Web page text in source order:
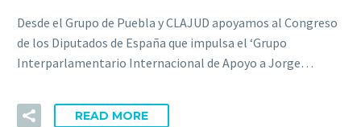
Desde el Grupo de Puebla y CLAJUD apoyamos al Congreso
de los Diputados de España que impulsa el ‘Grupo
Interparlamentario Internacional de Apoyo a Jorge…
READ MORE